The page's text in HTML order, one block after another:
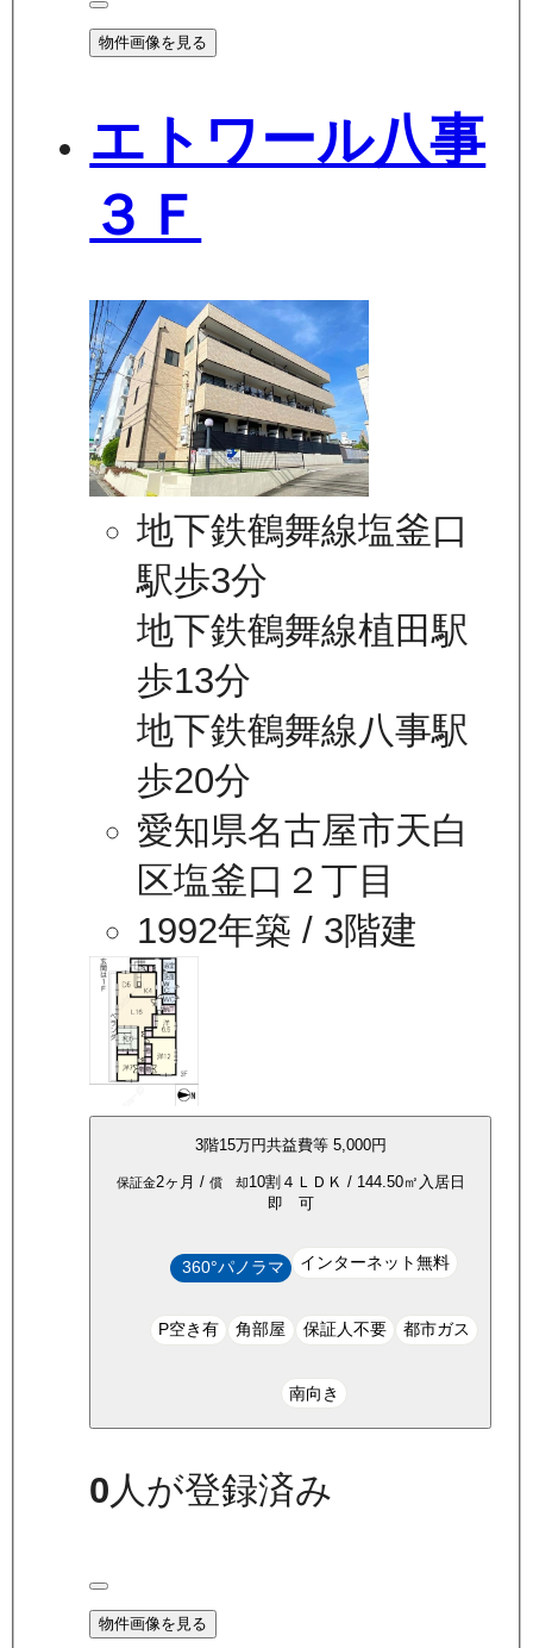
物件画像を見る
エトワール八事
３Ｆ
地下鉄鶴舞線塩釜口
駅歩3分
地下鉄鶴舞線植田駅
歩13分
地下鉄鶴舞線八事駅
歩20分
愛知県名古屋市天白
区塩釜口２丁目
1992年築 / 3階建
3階15万円共益費等 5,000円
保証金2ヶ月 / 償 却10割 ４ＬＤＫ / 144.50㎡ 入居日
即 可
360°パノラマ インターネット無料
P空き有 角部屋 保証人不要 都市ガス
南向き
0 人が登録済み
物件画像を見る